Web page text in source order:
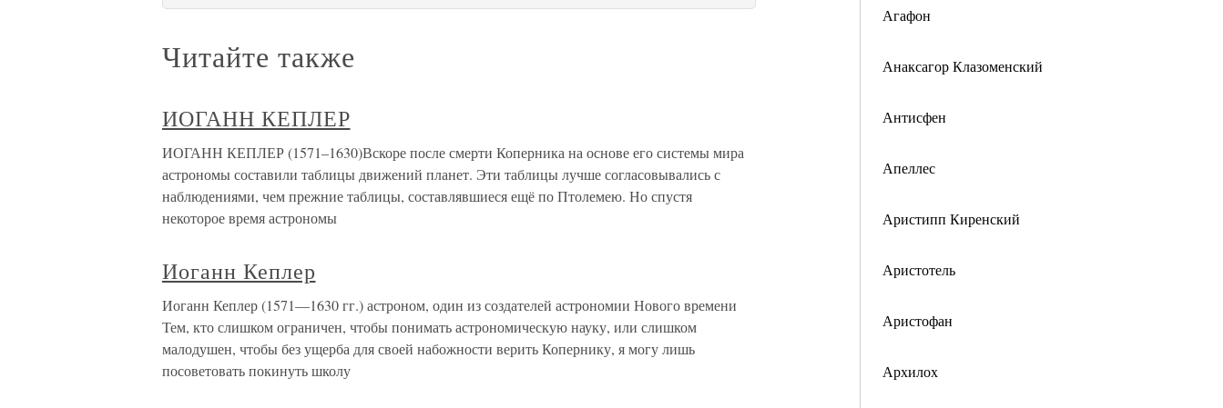
Агафон
Анаксагор Клазоменский
Антисфен
Апеллес
Аристипп Киренский
Аристотель
Аристофан
Архилох
Читайте также
ИОГАНН КЕПЛЕР
ИОГАНН КЕПЛЕР (1571–1630)Вскоре после смерти Коперника на основе его системы мира
астрономы составили таблицы движений планет. Эти таблицы лучше согласовывались с
наблюдениями, чем прежние таблицы, составлявшиеся ещё по Птолемею. Но спустя
некоторое время астрономы
Иоганн Кеплер
Иоганн Кеплер (1571—1630 гг.) астроном, один из создателей астрономии Нового времени
Тем, кто слишком ограничен, чтобы понимать астрономическую науку, или слишком
малодушен, чтобы без ущерба для своей набожности верить Копернику, я могу лишь
посоветовать покинуть школу